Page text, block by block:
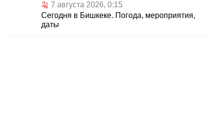
7 августа 2026, 0:15
Сегодня в Бишкеке. Погода, мероприятия,
даты